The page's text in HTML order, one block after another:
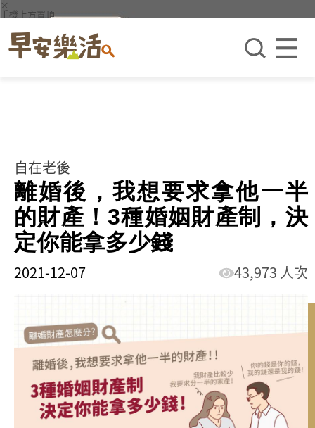
×
手機上方置頂
自在老後
離婚後，我想要求拿他一半
的財產！3種婚姻財產制，決
定你能拿多少錢
2021-12-07 43,973 人次